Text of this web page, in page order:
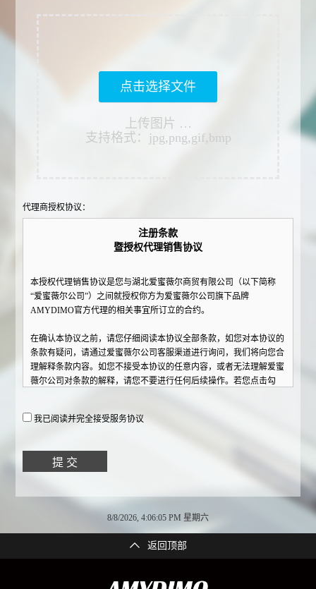
点击选择文件
上传图片 …
支持格式：jpg,png,gif,bmp
代理商授权协议：
注册条款
暨授权代理销售协议
本授权代理销售协议是您与湖北爱蜜薇尔商贸有限公司（以下简称
“爱蜜薇尔公司”）之间就授权你方为爱蜜薇尔公司旗下品牌
AMYDIMO官方代理的相关事宜所订立的合约。
在确认本协议之前，请您仔细阅读本协议全部条款，如您对本协议的
条款有疑问，请通过爱蜜薇尔公司客服渠道进行询问，我们将向您合
理解释条款内容。如您不接受本协议的任意内容，或者无法理解爱蜜
薇尔公司对条款的解释，请您不要进行任何后续操作。若您点击勾
接受本协议约束。届时您不应以未阅读本协议的内容或者未获得对您
湖北爱蜜薇尔商贸有限公司是一家专业从事内衣家居服以及相关产品
的研发，设计，销售为一体的服饰公司。公司自成立以来，始终秉承
了公司旗下主营品牌——AMYDIMO。
为了更好的扩展和维护公司旗下品牌AMYDIMO系列产品的市场空
间，爱蜜薇尔公司本着互利共赢、诚信经营的原则，并根据《合同
法》等相关法律规定，就授权您为爱蜜薇尔公司官方合作代理的相关
我已阅读并完全接受服务协议
8/8/2026, 4:06:05 PM 星期六
返回顶部